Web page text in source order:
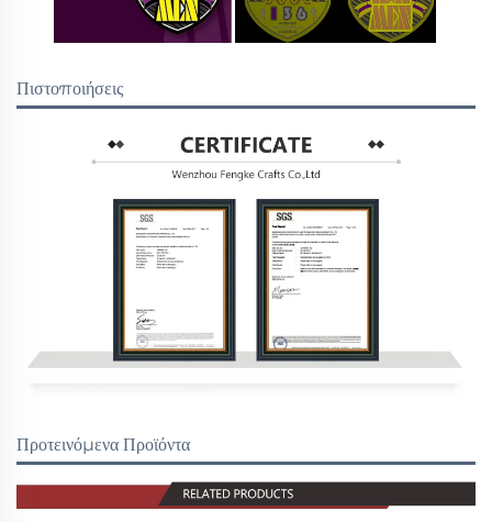
Πιστοποιήσεις
Προτεινόμενα Προϊόντα